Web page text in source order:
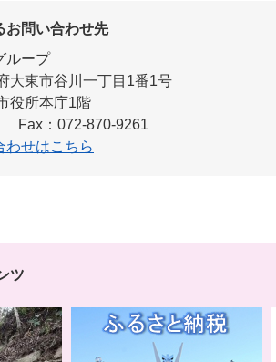
お問い合わせ先
ループ
大東市谷川一丁目1番1号
役所本庁1階
Fax：072-870-9261
わせはこちら
ツ